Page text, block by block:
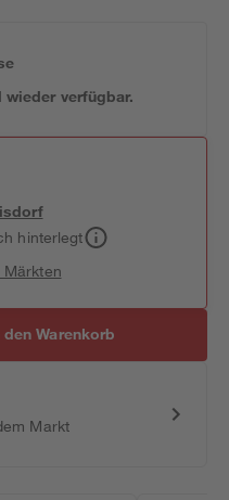
verfügbar.
hinterlegt
Märkten
den Warenkorb
Markt